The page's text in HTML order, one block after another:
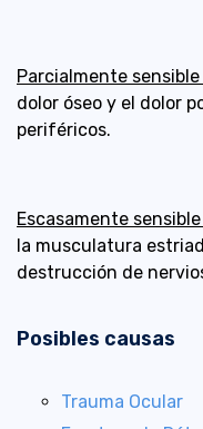
Parcialmente
dolor óseo y el dolor
periféricos.
Escasamente
la musculatura
destrucción de
Posibles causas
Trauma Ocular